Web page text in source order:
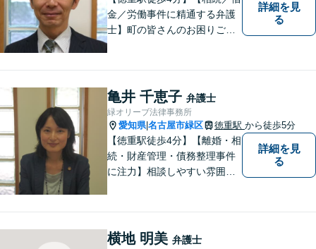
金／労働事件に精通する弁護
士】町の皆さんのお困りごと
バー等の情報問題にも意欲高
く取り組みます。お困りごと
があれば。お気軽にご相談く
ださい。
詳細を見
る
亀井 千恵子 弁護士
緑オリーブ法律事務所
愛知県|名古屋市緑区 徳重駅 から徒歩5分
【徳重駅徒歩4分】【離婚・相
続・財産管理・債務整理事件
に注力】相談しやすい雰囲気
詳細を見
る
横地 明美 弁護士